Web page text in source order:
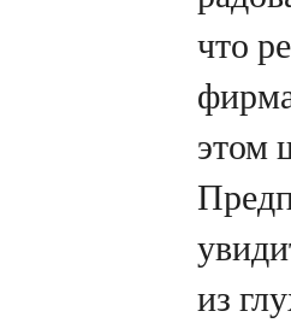
что
этом
из